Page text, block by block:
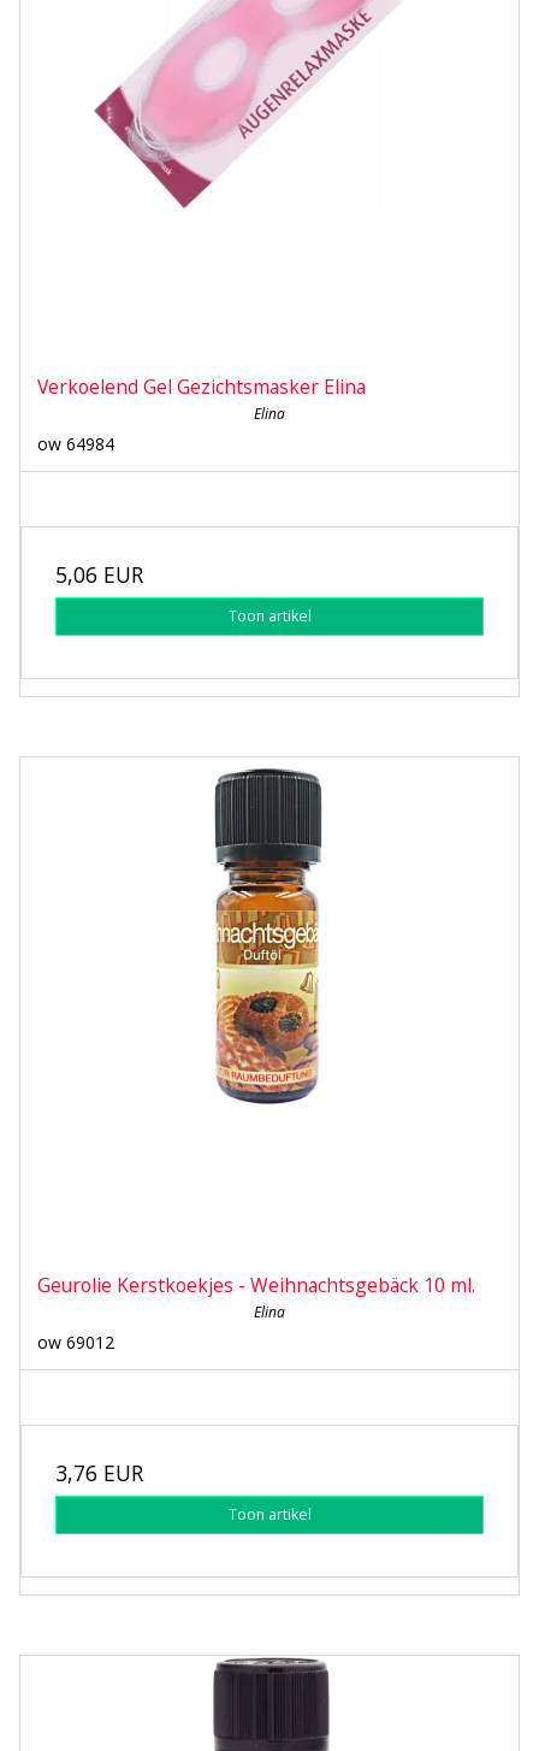
Verkoelend Gel Gezichtsmasker Elina
Elina
ow 64984
5,06 EUR
Toon artikel
Geurolie Kerstkoekjes - Weihnachtsgebäck 10 ml.
Elina
ow 69012
3,76 EUR
Toon artikel